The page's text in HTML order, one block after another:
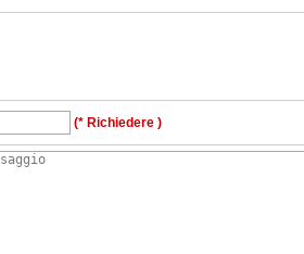
(* Richiedere )